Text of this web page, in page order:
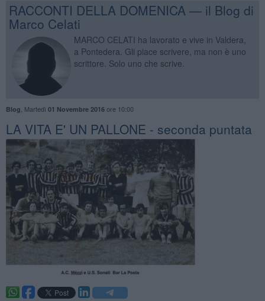
RACCONTI DELLA DOMENICA — il Blog di
Marco Celati
MARCO CELATI ha lavorato e vive in Valdera,
a Pontedera. Gli piace scrivere, ma non è uno
scrittore. Solo uno che scrive.
Blog Martedì 01 Novembre 2016ore 10:00
LA VITA E' UN PALLONE - seconda puntata